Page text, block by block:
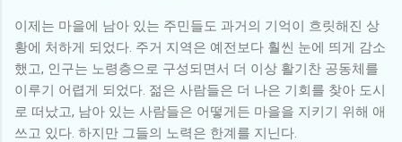
이제는 마을에 남아 있는 주민들도 과거의 기억이 흐릿해진 상
황에 처하게 되었다. 주거 지역은 예전보다 훨씬 눈에 띄게 감소
했고, 인구는 노령층으로 구성되면서 더 이상 활기찬 공동체를
이루기 어렵게 되었다. 젊은 사람들은 더 나은 기회를 찾아 도시
로 떠났고, 남아 있는 사람들은 어떻게든 마을을 지키기 위해 애
쓰고 있다. 하지만 그들의 노력은 한계를 지닌다.